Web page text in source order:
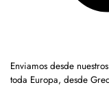
Enviamos desde
toda Europa, desde